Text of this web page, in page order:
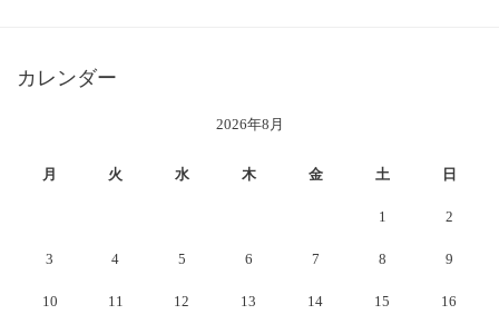
カレンダー
2026年8月
月 火 水 木 金 土 日
1 2
3 4 5 6 7 8 9
10 11 12 13 14 15 16